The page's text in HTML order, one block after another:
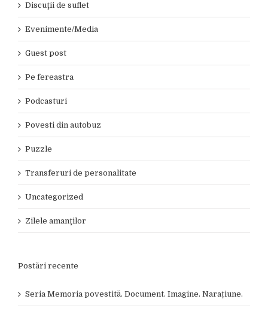
Discuţii de suflet
Evenimente/Media
Guest post
Pe fereastra
Podcasturi
Povesti din autobuz
Puzzle
Transferuri de personalitate
Uncategorized
Zilele amanţilor
Postări recente
Seria Memoria povestită. Document. Imagine. Narațiune.